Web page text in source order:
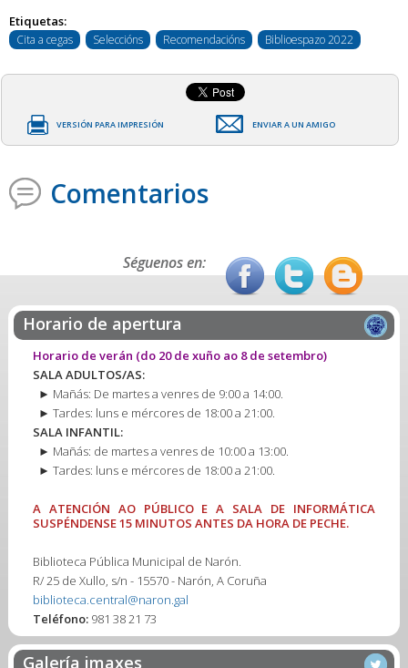
Etiquetas:
Cita a cegas Seleccións Recomendacións Biblioespazo 2022
VERSIÓN PARA IMPRESIÓN ENVIAR A UN AMIGO
Comentarios
Séguenos en:
Horario de apertura
Horario de verán (do 20 de xuño ao 8 de setembro)
SALA ADULTOS/AS:
► Mañás: De martes a venres de 9:00 a 14:00.
► Tardes: luns e mércores de 18:00 a 21:00.
SALA INFANTIL:
► Mañás: de martes a venres de 10:00 a 13:00.
► Tardes: luns e mércores de 18:00 a 21:00.
A ATENCIÓN AO PÚBLICO E A SALA DE INFORMÁTICA
SUSPÉNDENSE 15 MINUTOS ANTES DA HORA DE PECHE.
Biblioteca Pública Municipal de Narón.
R/ 25 de Xullo, s/n - 15570 - Narón, A Coruña
biblioteca.central@naron.gal
Teléfono:981 38 21 73
Galería imaxes